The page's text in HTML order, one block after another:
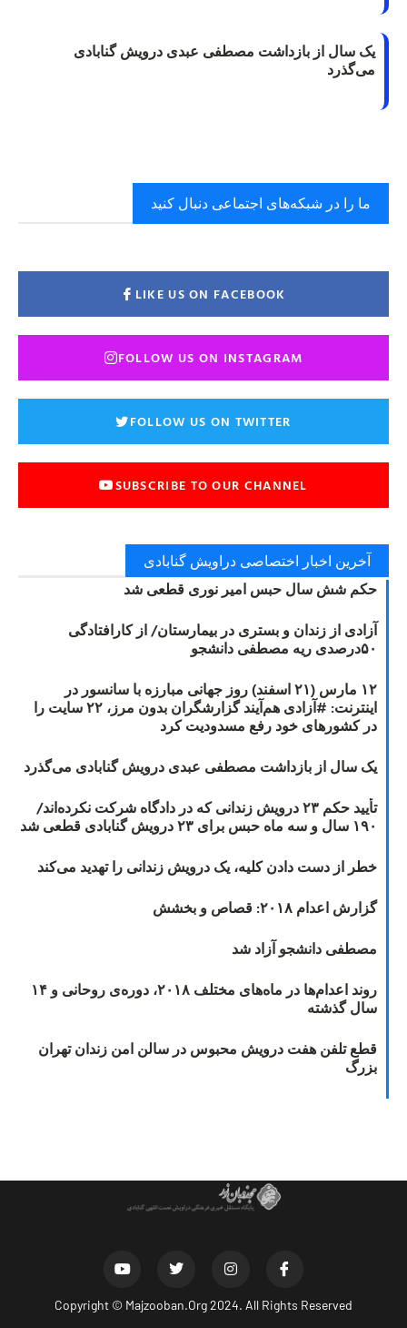
یک سال از بازداشت مصطفی عبدی درویش گنابادی
می‌گذرد
ما را در شبکه‌های اجتماعی دنبال کنید
LIKE US ON FACEBOOK
FOLLOW US ON INSTAGRAM
FOLLOW US ON TWITTER
SUBSCRIBE TO OUR CHANNEL
آخرین اخبار اختصاصی دراویش گنابادی
حکم شش سال حبس امیر نوری قطعی شد
آزادی از زندان و بستری در بیمارستان/ از کارافتادگی
۵۰درصدی ریه مصطفی دانشجو
۱۲ مارس (۲۱ اسفند) روز جهانی مبارزه با سانسور در
اینترنت: #آزادی هم‌آیند گزارشگران‌ بدون مرز، ۲۲ سایت را
در کشورهای خود رفع مسدودیت کرد
یک سال از بازداشت مصطفی عبدی درویش گنابادی می‌گذرد
تأیید حکم ۲۳ درویش زندانی که در دادگاه شرکت نکرده‌اند/
۱۹۰ سال و سه ماه حبس برای ۲۳ درویش گنابادی قطعی شد
خطر از دست دادن کلیه، یک درویش زندانی را تهدید می‌کند
گزارش اعدام ۲۰۱۸: قصاص و بخشش
مصطفی دانشجو آزاد شد
روند اعدام‌ها در ماه‌های مختلف ۲۰۱۸، دوره‌ی روحانی و ۱۴
سال گذشته
قطع تلفن هفت درویش محبوس در سالن امن زندان تهران
بزرگ
Copyright © Majzooban.Org2024. All Rights Reserved